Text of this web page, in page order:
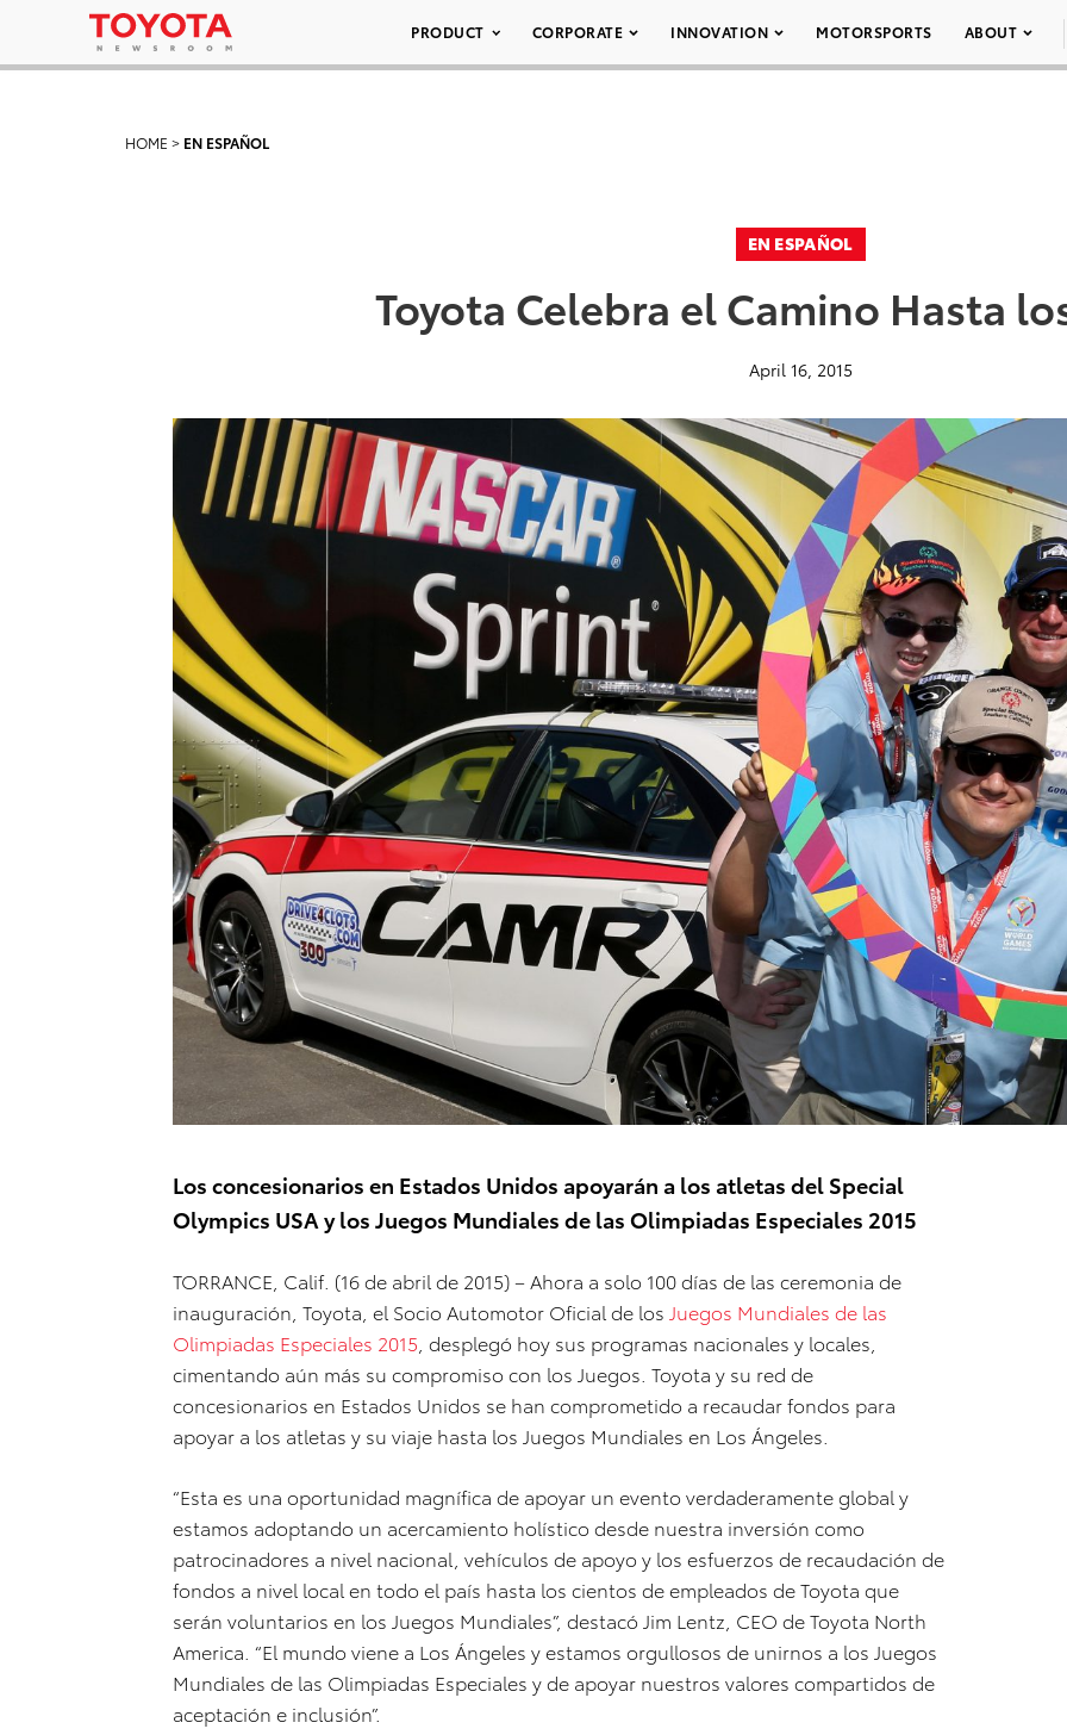
PRODUCT CORPORATE INNOVATION MOTORSPORTS ABOUT
HOME > EN ESPAÑOL
EN ESPAÑOL
Toyota Celebra el Camino Hasta
April 16, 2015
Los concesionarios en Estados Unidos apoyarán a los atletas del Special
Olympics USA y los Juegos Mundiales de las Olimpiadas Especiales 2015
TORRANCE, Calif. (16 de abril de 2015) – Ahora a solo 100 días de las ceremonia de
inauguración, Toyota, el Socio Automotor Oficial de los Juegos Mundiales de las
Olimpiadas Especiales 2015 , desplegó hoy sus programas nacionales y locales,
cimentando aún más su compromiso con los Juegos. Toyota y su red de
concesionarios en Estados Unidos se han comprometido a recaudar fondos para
apoyar a los atletas y su viaje hasta los Juegos Mundiales en Los Ángeles.
“Esta es una oportunidad magnífica de apoyar un evento verdaderamente global y
estamos adoptando un acercamiento holístico desde nuestra inversión como
patrocinadores a nivel nacional, vehículos de apoyo y los esfuerzos de recaudación de
fondos a nivel local en todo el país hasta los cientos de empleados de Toyota que
serán voluntarios en los Juegos Mundiales”, destacó Jim Lentz, CEO de Toyota North
America. “El mundo viene a Los Ángeles y estamos orgullosos de unirnos a los Juegos
Mundiales de las Olimpiadas Especiales y de apoyar nuestros valores compartidos de
aceptación e inclusión”.